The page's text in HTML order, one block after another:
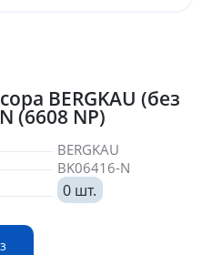
BERGKAU (без
(6608 NP)
BERGKAU
BK06416-N
0 шт.